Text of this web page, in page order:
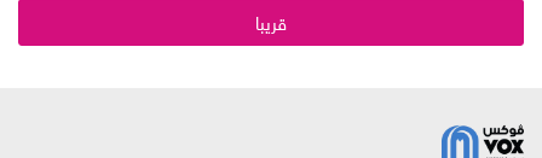
قريبا